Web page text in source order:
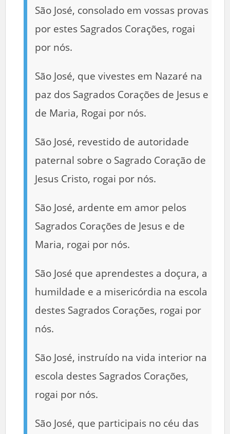
São José, consolado em vossas provas
por estes Sagrados Corações, rogai
por nós.
São José, que vivestes em Nazaré na
paz dos Sagrados Corações de Jesus e
de Maria, Rogai por nós.
São José, revestido de autoridade
paternal sobre o Sagrado Coração de
Jesus Cristo, rogai por nós.
São José, ardente em amor pelos
Sagrados Corações de Jesus e de
Maria, rogai por nós.
São José que aprendestes a doçura, a
humildade e a misericórdia na escola
destes Sagrados Corações, rogai por
nós.
São José, instruído na vida interior na
escola destes Sagrados Corações,
rogai por nós.
São José, que participais no céu das